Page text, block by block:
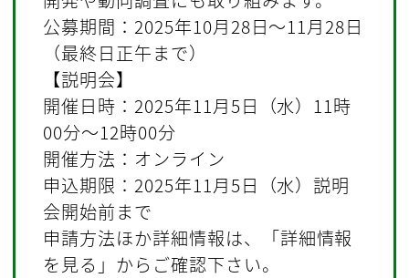
公募期間：2025年10月28日～11月28日
（最終日正午まで）
【説明会】
開催日時：2025年11月5日（水）11時
00分～12時00分
開催方法：オンライン
申込期限：2025年11月5日（水）説明
会開始前まで
申請方法ほか詳細情報は、「詳細情報
を見る」からご確認下さい。